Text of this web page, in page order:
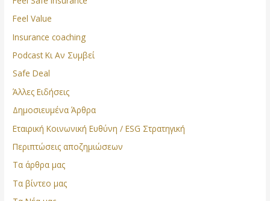
Feel Value
Insurance coaching
Podcast Κι Αν Συμβεί
Safe Deal
Άλλες Ειδήσεις
Δημοσιευμένα Άρθρα
Εταιρική Κοινωνική Ευθύνη / ESG Στρατηγική
Περιπτώσεις αποζημιώσεων
Τα άρθρα μας
Τα βίντεο μας